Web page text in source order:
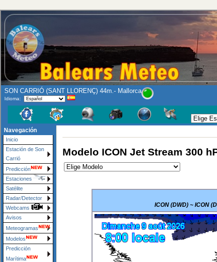
SON CARRIÓ (SANT LLORENÇ) 44m.- Mallorca
Idioma:
Navegación
Inicio
Estación de Son
Carrió
Predicción
Estaciones
Satélite
Radar/Detector
Webcams
Avisos
Meteogramas
Modelos
Predicción
Marítima
Modelo ICON Jet Stream 300
ICON (DWD) ~ ICON